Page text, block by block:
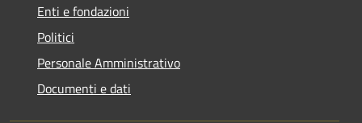
Enti e fondazioni
Politici
Personale Amministrativo
Documenti e dati